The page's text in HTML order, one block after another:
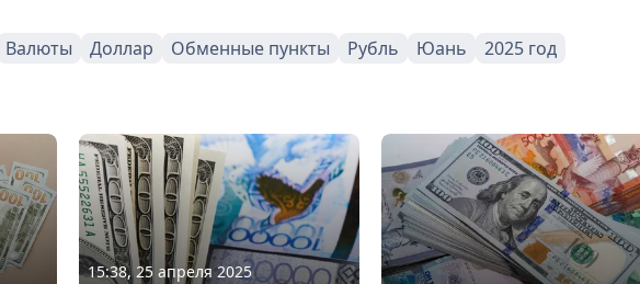
Валюты Доллар Обменные пункты Рубль Юань 2025 год
15:38, 25 апреля 2025